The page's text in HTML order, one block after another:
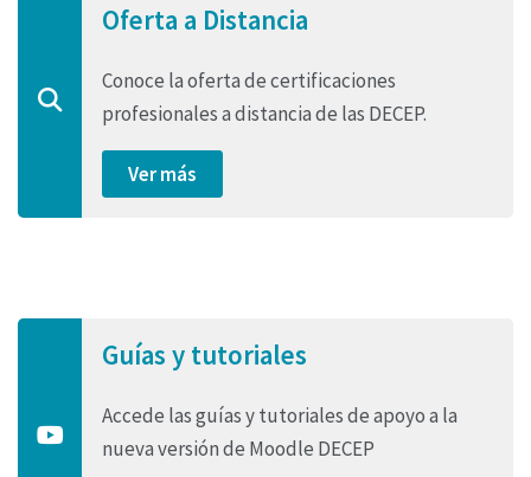
Oferta a Distancia
Conoce la oferta de certificaciones
profesionales a distancia de las DECEP.
Ver más
Guías y tutoriales
Accede las guías y tutoriales de apoyo a la
nueva versión de Moodle DECEP